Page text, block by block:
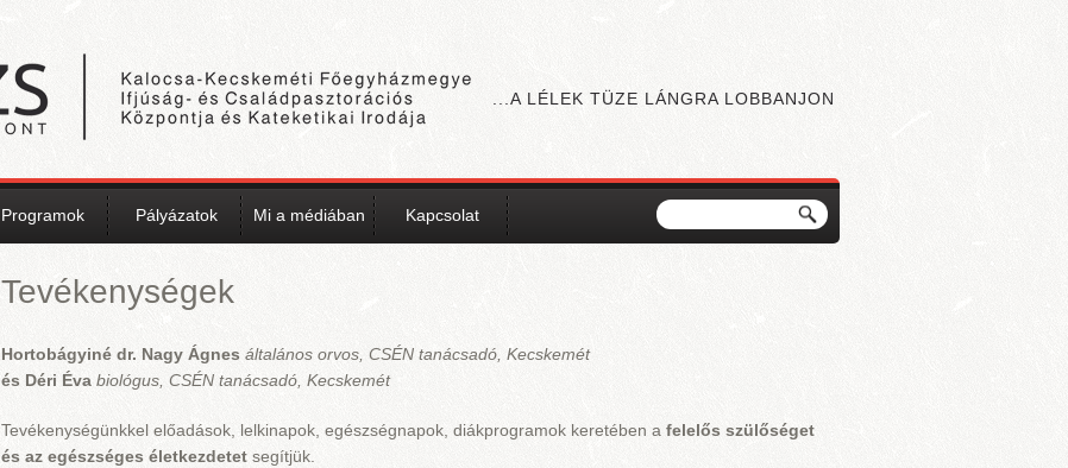
...A LÉLEK TÜZE LÁNGRA LOBBANJON
Programok Pályázatok Mi a médiában Kapcsolat Keresés űrlap
Tevékenységek
Hortobágyiné dr. Nagy Ágnes általános orvos, CSÉN tanácsadó, Kecskemét
és Déri Éva biológus, CSÉN tanácsadó, Kecskemét
Tevékenységünkkel előadások, lelkinapok, egészségnapok, diákprogramok keretében a felelős szülőséget
és az egészséges életkezdetet segítjük.